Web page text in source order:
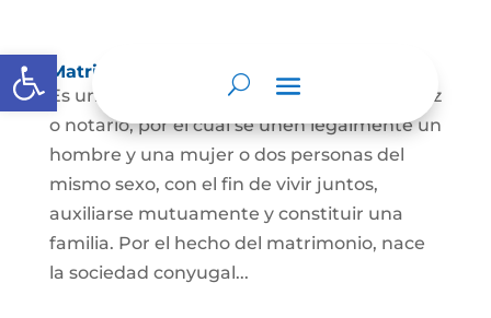
Abrir barra de herramientas
Matrimonio Civil
Es un contrato solemne celebrado ante juez
o notario, por el cual se unen legalmente un
hombre y una mujer o dos personas del
mismo sexo, con el fin de vivir juntos,
auxiliarse mutuamente y constituir una
familia. Por el hecho del matrimonio, nace
la sociedad conyugal...